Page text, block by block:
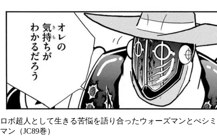
ロボ超人として生きる苦悩を語り合ったウォーズマンとぺシミ
マン（JC89巻）